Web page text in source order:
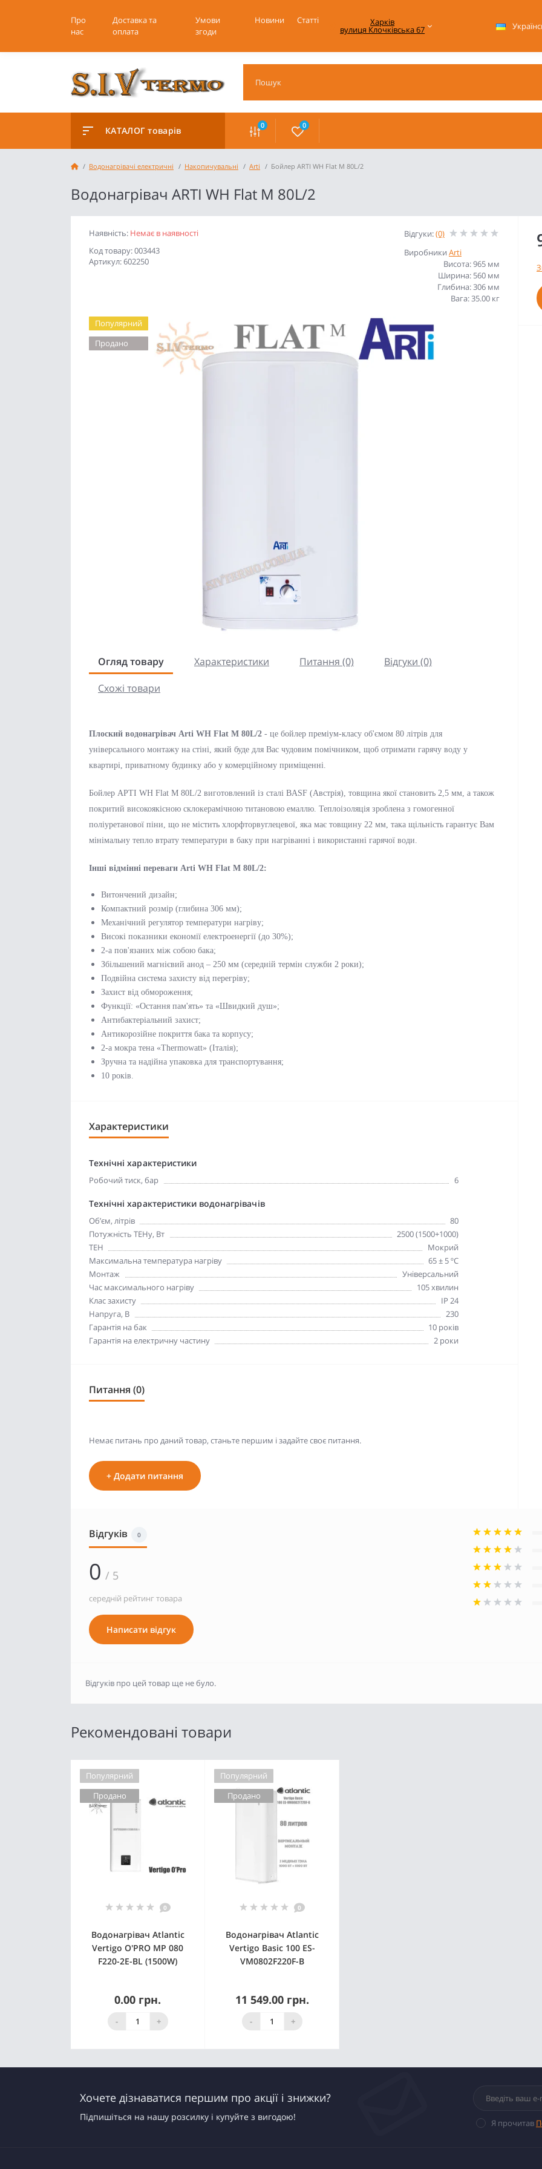
Про
нас
Доставка та
оплата
Умови
згоди
Новини Статті Харків
вулиця Клочківська 67
КАТАЛОГ товарів 0 0
Водонагрівачі електричні Накопичувальні Arti Бойлер ARTI WH Flat M 80L/2
Водонагрівач ARTI WH Flat M 80L/2
Наявність: Немає в наявності
Код товару: 003443
Артикул: 602250
Відгуки:(0)
Виробники Arti
Висота: 965 мм
Ширина: 560 мм
Глибина: 306 мм
Вага: 35.00 кг
Популярний
Продано
Огляд товару Характеристики Питання (0)
Відгуки (0)
Схожі товари
Плоский водонагрівач Arti WH Flat M 80L/2 - це бойлер преміум-класу об'ємом 80 літрів для
універсального монтажу на стіні, який буде для Вас чудовим помічником, щоб отримати гарячу воду у
квартирі, приватному будинку або у комерційному приміщенні.
Бойлер АРТІ WH Flat M 80L/2 виготовлений із сталі BASF (Австрія), товщина якої становить 2,5 мм, а також
покритий високоякісною склокерамічною титановою емаллю. Теплоізоляція зроблена з гомогенної
поліуретанової піни, що не містить хлорфторвуглецевої, яка має товщину 22 мм, така щільність гарантує Вам
мінімальну тепло втрату температури в баку при нагріванні і використанні гарячої води.
Інші відмінні переваги Arti WH Flat M 80L/2:
Витончений дизайн;
Компактний розмір (глибина 306 мм);
Механічний регулятор температури нагріву;
Високі показники економії електроенергії (до 30%);
2-а пов'язаних між собою бака;
Збільшений магнієвий анод – 250 мм (середній термін служби 2 роки);
Подвійна система захисту від перегріву;
Захист від обмороження;
Функції: «Остання пам'ять» та «Швидкий душ»;
Антибактеріальний захист;
Антикорозійне покриття бака та корпусу;
2-а мокра тена «Thermowatt» (Італія);
Зручна та надійна упаковка для транспортування;
10 років.
Характеристики
Технічні характеристики
Робочий тиск, бар 6
Технічні характеристики водонагрівачів
Об’єм, літрів
80
Потужність ТЕНу, Вт
2500 (1500+1000)
ТЕН
Мокрий
Максимальна температура нагріву
65 ± 5 ºC
Монтаж
Універсальний
Час максимального нагріву
105 хвилин
Клас захисту
IP 24
Напруга, В
230
Гарантія на бак
10 років
Гарантія на електричну частину
2 роки
Питання (0)
Немає питань про даний товар, станьте першим і задайте своє питання.
+ Додати питання
Відгуків 0
0 / 5
середній рейтинг товара
Написати відгук
Відгуків про цей товар ще не було.
Рекомендовані товари
Популярний
Продано
0
Водонагрівач Atlantic
Vertigo O'PRO MP 080
F220-2E-BL (1500W)
0.00 грн.
- +
Немає в наявності
Популярний
Продано
0
Водонагрівач Atlantic
Vertigo Basic 100 ES-
VM0802F220F-B
11 549.00 грн.
- +
Знято з
виробництва
Хочете дізнаватися першим про акції і знижки?
Підпишіться на нашу розсилку і купуйте з вигодою!
Я прочитав